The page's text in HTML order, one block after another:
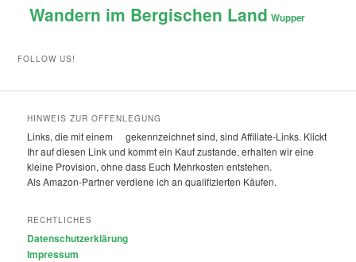
Wandern im Bergischen Land Wupper
FOLLOW US!
HINWEIS ZUR OFFENLEGUNG
Links, die mit einem
gekennzeichnet sind, sind Affiliate-Links. Klickt
Ihr auf diesen Link und kommt ein Kauf zustande, erhalten wir eine
kleine Provision, ohne dass Euch Mehrkosten entstehen.
Als Amazon-Partner verdiene ich an qualifizierten Käufen.
RECHTLICHES
Datenschutzerklärung
Impressum